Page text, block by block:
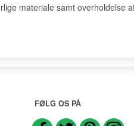
materiale samt overholdelse
FØLG OS PÅ